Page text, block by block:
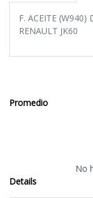
F. ACEITE
RENAULT JK60
Promedio
No
Details